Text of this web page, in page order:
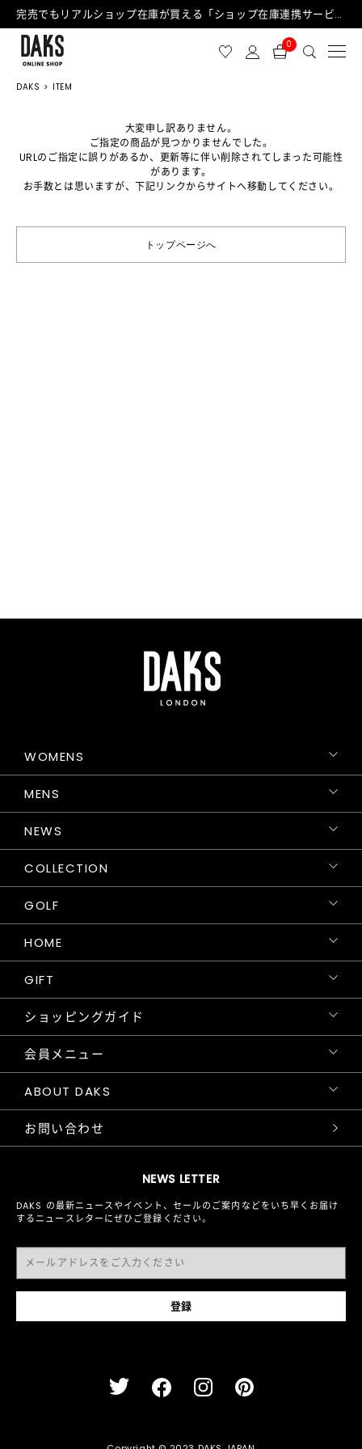
完売でもリアルショップ在庫が買える「ショップ在庫連携サービス」が日中もご利用可能になりました！
0
DAKS ITEM
大変申し訳ありません。
ご指定の商品が見つかりませんでした。
URLのご指定に誤りがあるか、更新等に伴い削除されてしまった可能性
があります。
お手数とは思いますが、下記リンクからサイトへ移動してください。
トップページへ
NEWS LETTER
DAKS の最新ニュースやイベント、セールのご案内などをいち早くお届け
するニュースレターにぜひご登録ください。
WOMENS
MENS
NEWS
COLLECTION
GOLF
HOME
GIFT
ショッピングガイド
会員メニュー
ABOUT DAKS
お問い合わせ